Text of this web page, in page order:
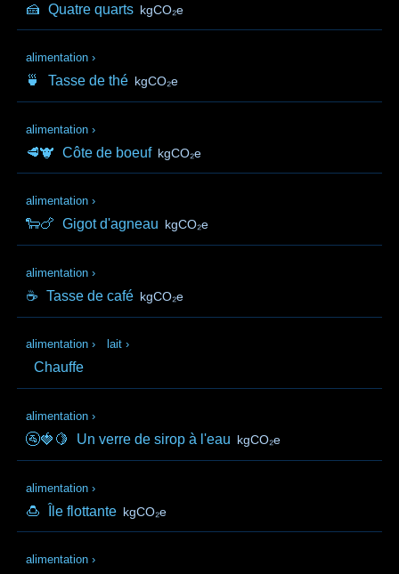
🍰 Quatre quarts kgCO₂e
alimentation ›
🍵 Tasse de thé kgCO₂e
alimentation ›
🥩🐮 Côte de boeuf kgCO₂e
alimentation ›
🐑🍗 Gigot d'agneau kgCO₂e
alimentation ›
☕ Tasse de café kgCO₂e
alimentation › lait ›
Chauffe
alimentation ›
🚰🍓🍋 Un verre de sirop à l'eau kgCO₂e
alimentation ›
🍮 Île flottante kgCO₂e
alimentation ›